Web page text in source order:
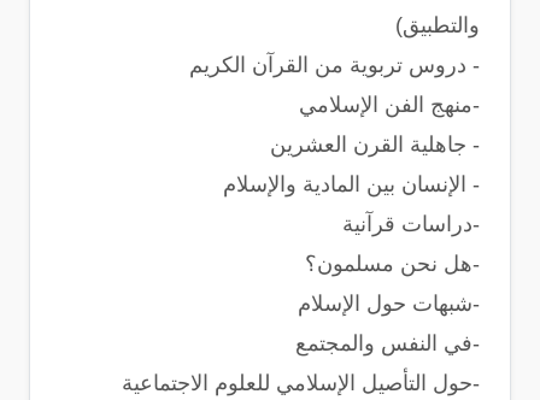
والتطبيق)
- دروس تربوية من القرآن الكريم
-منهج الفن الإسلامي
- جاهلية القرن العشرين
- الإنسان بين المادية والإسلام
-دراسات قرآنية
-هل نحن مسلمون؟
-شبهات حول الإسلام
-في النفس والمجتمع
-حول التأصيل الإسلامي للعلوم الاجتماعية